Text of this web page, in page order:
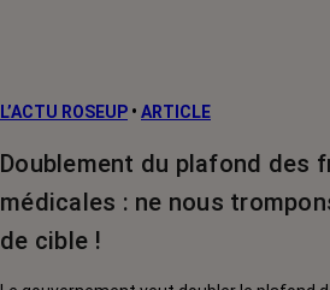
L’ACTU ROSEUP • ARTICLE
Doublement du plafond des
médicales : ne nous
de cible !